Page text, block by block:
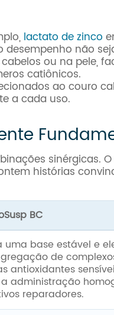
lactato de zinco
desempenho não
ou na pele,
catiônicos.
ao couro
a cada uso.
sinérgicas. O
histórias
BC
uma base estável e
de
antioxidantes
administração
reparadores.